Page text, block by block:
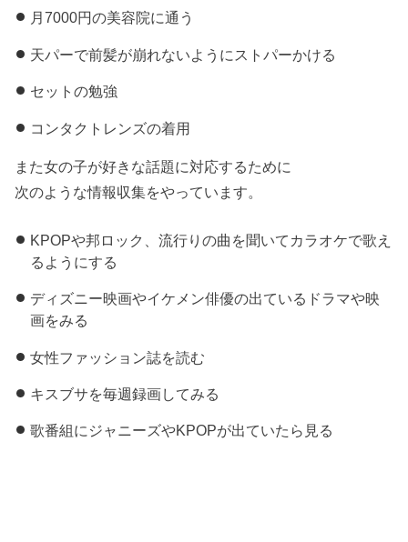
月7000円の美容院に通う
天パーで前髪が崩れないようにストパーかける
セットの勉強
コンタクトレンズの着用
また女の子が好きな話題に対応するために
次のような情報収集をやっています。
KPOPや邦ロック、流行りの曲を聞いてカラオケで歌え
るようにする
ディズニー映画やイケメン俳優の出ているドラマや映
画をみる
女性ファッション誌を読む
キスブサを毎週録画してみる
歌番組にジャニーズやKPOPが出ていたら見る